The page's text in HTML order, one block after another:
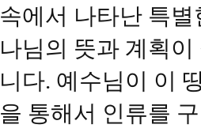
속에서 나타난 특
나님의 뜻과 계획이
니다. 예수님이 이
을 통해서 인류를